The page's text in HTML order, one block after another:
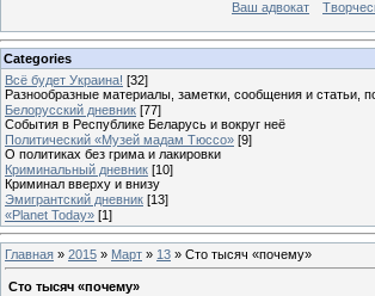
Ваш адвокат
Categories
Всё будет Украина! [32]
Разнообразные материалы, заметки, сообщения и
Белорусский дневник [77]
События в Республике Беларусь и вокруг неё
Политический «Музей мадам Тюссо» [9]
О политиках без грима и лакировки
Криминальный дневник [10]
Криминал вверху и внизу
Эмигрантский дневник [13]
«Planet Today» [1]
Главная » 2015 » Март » 13 » Сто тысяч «почему»
Сто тысяч «почему»